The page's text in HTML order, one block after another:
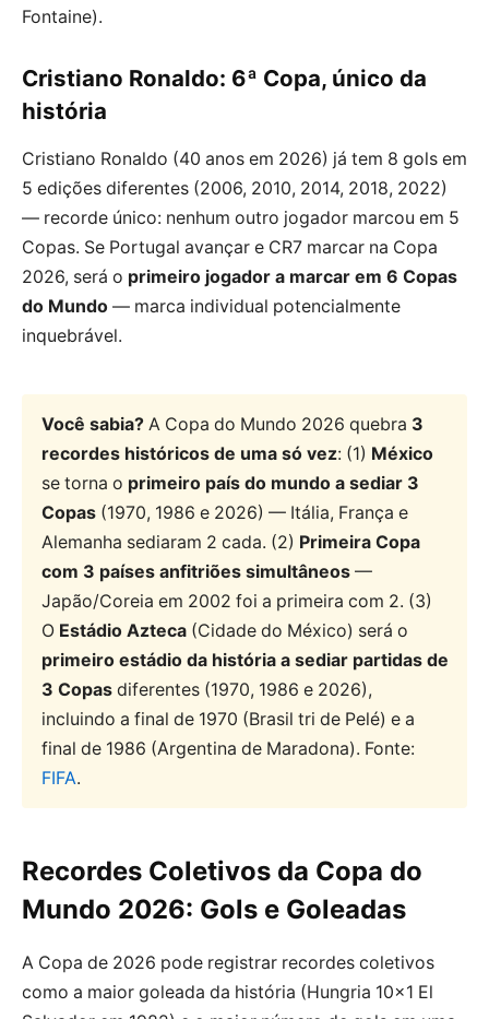
Fontaine).
Cristiano Ronaldo: 6ª Copa, único da
história
Cristiano Ronaldo (40 anos em 2026) já tem 8 gols em
5 edições diferentes (2006, 2010, 2014, 2018, 2022)
— recorde único: nenhum outro jogador marcou em 5
Copas. Se Portugal avançar e CR7 marcar na Copa
2026, será o primeiro jogador a marcar em 6 Copas
do Mundo — marca individual potencialmente
inquebrável.
Você sabia?A Copa do Mundo 2026 quebra 3
recordes históricos de uma só vez: (1) México
se torna o primeiro país do mundo a sediar 3
Copas(1970, 1986 e 2026) — Itália, França e
Alemanha sediaram 2 cada. (2) Primeira Copa
com 3 países anfitriões simultâneos—
Japão/Coreia em 2002 foi a primeira com 2. (3)
O Estádio Azteca(Cidade do México) será o
primeiro estádio da história a sediar partidas de
3 Copasdiferentes (1970, 1986 e 2026),
incluindo a final de 1970 (Brasil tri de Pelé) e a
final de 1986 (Argentina de Maradona). Fonte:
FIFA.
Recordes Coletivos da Copa do
Mundo 2026: Gols e Goleadas
A Copa de 2026 pode registrar recordes coletivos
como a maior goleada da história (Hungria 10×1 El